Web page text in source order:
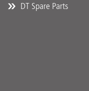
DT Spare Parts